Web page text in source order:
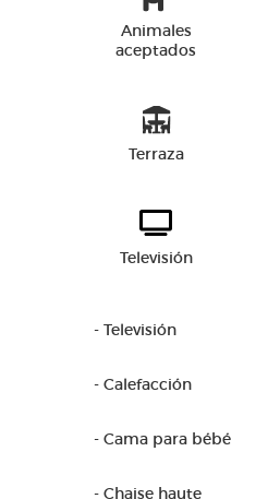
Animales
aceptados
Terraza
Televisión
- Televisión
- Calefacción
- Cama para bébé
- Chaise haute